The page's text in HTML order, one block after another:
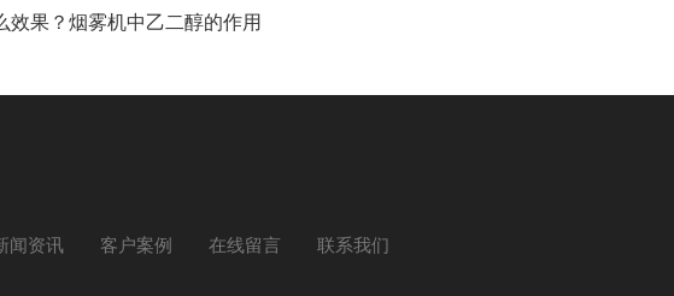
效果？烟雾机中乙二醇的作用​
闻资讯 客户案例 在线留言 联系我们